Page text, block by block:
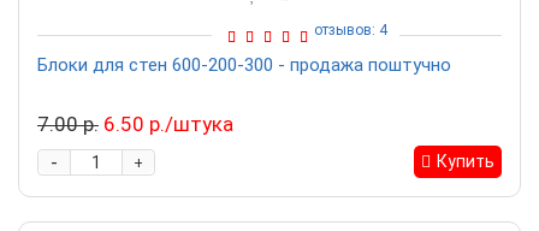
Блоки для стен 600-200-300 - продажа поштучно
отзывов: 4
7.00 р. 6.50 р./штука
+
- Купить